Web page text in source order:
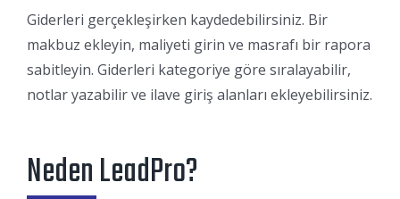
Giderleri gerçekleşirken kaydedebilirsiniz. Bir
makbuz ekleyin, maliyeti girin ve masrafı bir rapora
sabitleyin. Giderleri kategoriye göre sıralayabilir,
notlar yazabilir ve ilave giriş alanları ekleyebilirsiniz.
Neden LeadPro?